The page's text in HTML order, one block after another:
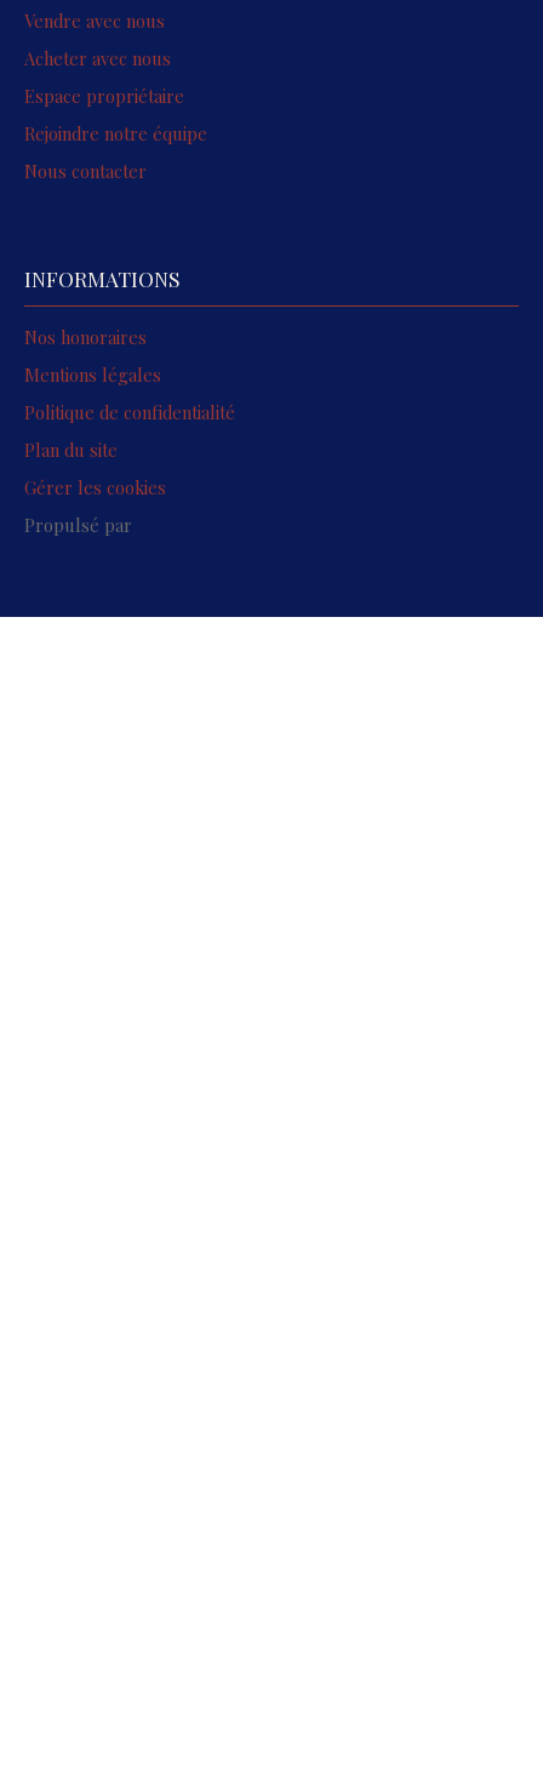
Vendre avec nous
Acheter avec nous
Espace propriétaire
Rejoindre notre équipe
Nous contacter
INFORMATIONS
Nos honoraires
Mentions légales
Politique de confidentialité
Plan du site
Gérer les cookies
Propulsé par